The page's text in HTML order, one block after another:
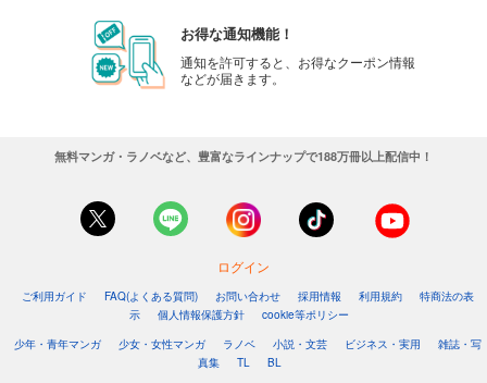
お得な通知機能！
通知を許可すると、お得なクーポン情報
などが届きます。
無料マンガ・ラノベなど、豊富なラインナップで188万冊以上配信中！
ログイン
ご利用ガイド FAQ(よくある質問) お問い合わせ 採用情報 利用規約
特商法の表
示
個人情報保護方針
cookie等ポリシー
少年・青年マンガ
少女・女性マンガ ラノベ 小説・文芸 ビジネス・実用
雑誌・写
真集
TL BL